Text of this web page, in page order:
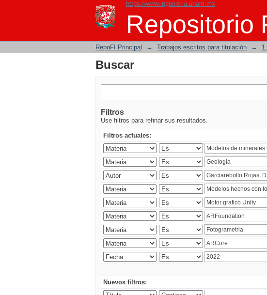
https://www.ingenieria.unam.mx
Repositorio
Buscar
RepoFI Principal → Trabajos escritos para titulación →
Buscar
Filtros
Use filtros para refinar sus resultados.
Filtros actuales:
Nuevos filtros: